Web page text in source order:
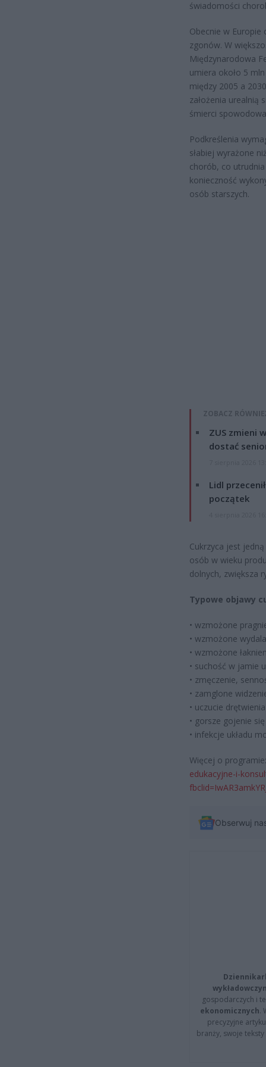
świadomości
Obecnie w Europie
zgonów. W
Międzynarodowa
umiera około 5
między 2005 a
założenia urealnią
śmierci
Podkreślenia
słabiej wyrażone
chorób, co
konieczność
osób starszych.
ZOBACZ
ZUS zmieni
dostać
Lidl
początek
Cukrzyca jest
osób w wieku
dolnych, zwiększa
Typowe objawy
• wzmożone
• wzmożone
• wzmożone
• suchość w jamie
• zmęczenie,
• zamglone
• uczucie
• gorsze gojenie
• infekcje układu
Więcej o
edukacyjne-i-
Obserwuj
gospodarczych i
ekonomicznych.
precyzyjne
branży, swoje